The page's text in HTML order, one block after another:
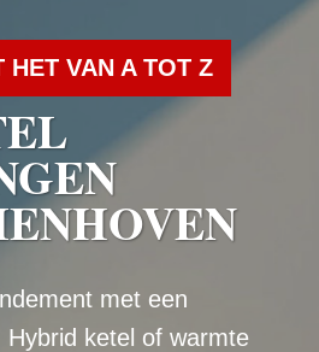
HET VAN A TOT Z
met een
Hybrid ketel of warmte